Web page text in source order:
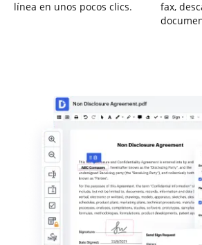
línea en unos pocos clics.
fax,